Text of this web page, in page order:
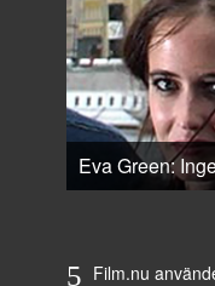
Eva Green:
Film.nu